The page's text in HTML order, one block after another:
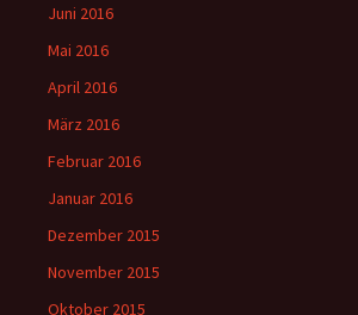
Juni 2016
Mai 2016
April 2016
März 2016
Februar 2016
Januar 2016
Dezember 2015
November 2015
Oktober 2015